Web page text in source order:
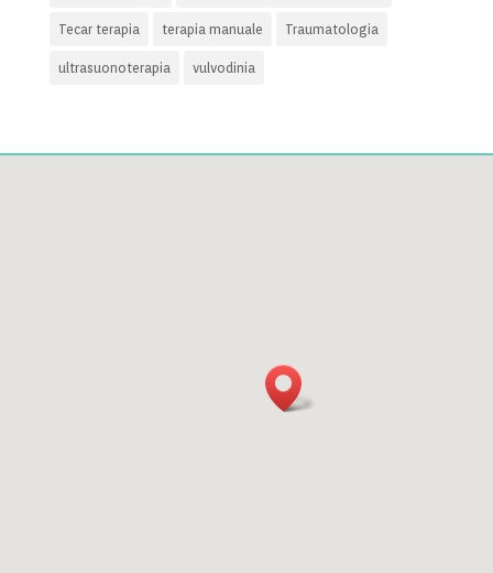
Tecar terapia terapia manuale Traumatologia
ultrasuonoterapia vulvodinia